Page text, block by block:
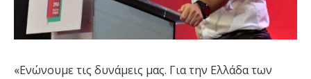
«Ενώνουμε τις δυνάμεις μας. Για την Ελλάδα των